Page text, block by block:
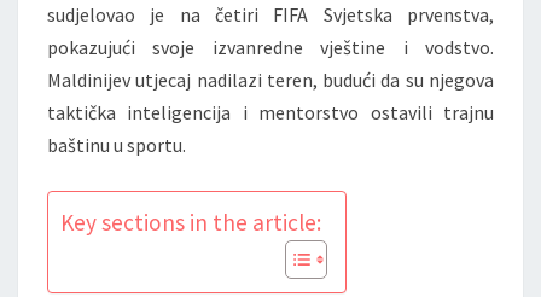
sudjelovao je na četiri FIFA Svjetska prvenstva,
pokazujući svoje izvanredne vještine i vodstvo.
Maldinijev utjecaj nadilazi teren, budući da su njegova
taktička inteligencija i mentorstvo ostavili trajnu
baštinu u sportu.
Key sections in the article: